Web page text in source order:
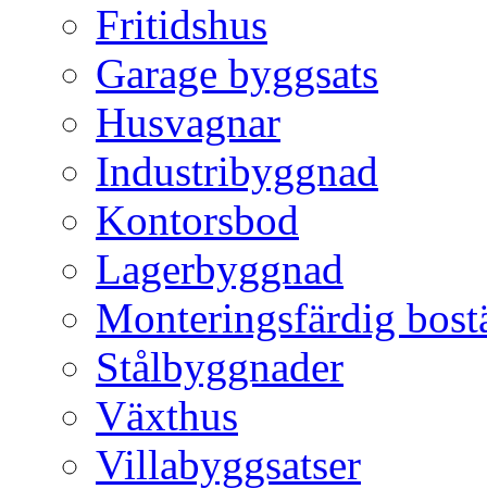
Fritidshus
Garage byggsats
Husvagnar
Industribyggnad
Kontorsbod
Lagerbyggnad
Monteringsfärdig
Stålbyggnader
Växthus
Villabyggsatser